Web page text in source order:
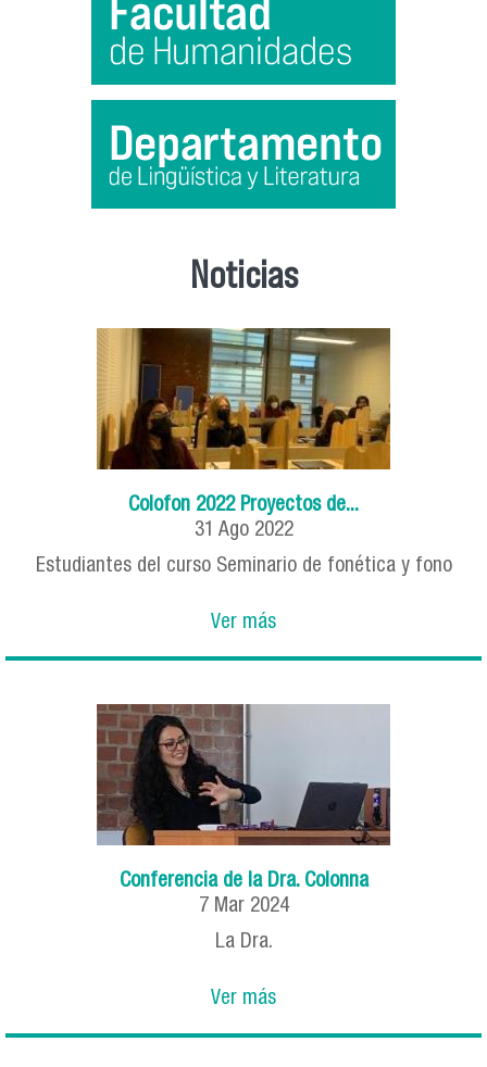
Noticias
Colofon 2022 Proyectos de...
31 Ago 2022
Estudiantes del curso Seminario de fonética y fono
Ver más
Conferencia de la Dra. Colonna
7 Mar 2024
La Dra.
Ver más